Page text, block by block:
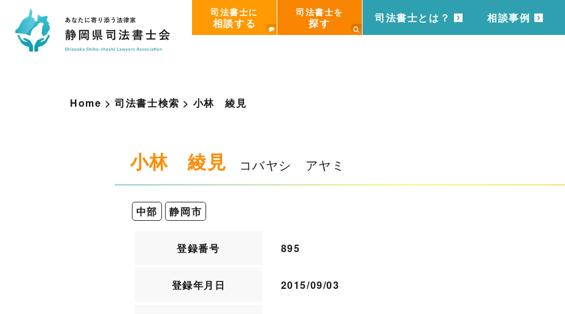
司法書士に
相談する
司法書士を
探す 司法書士とは？ 相談事例
Home >司法書士検索 > 小林 綾 見
小林 綾見 コバヤシ アヤミ
中部 静岡市
登録番号 895
登録年月日 2015/09/03